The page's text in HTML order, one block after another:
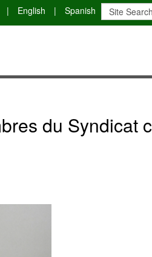
| English | Spanish
du Syndicat